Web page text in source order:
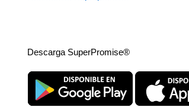
Descarga SuperPromise®